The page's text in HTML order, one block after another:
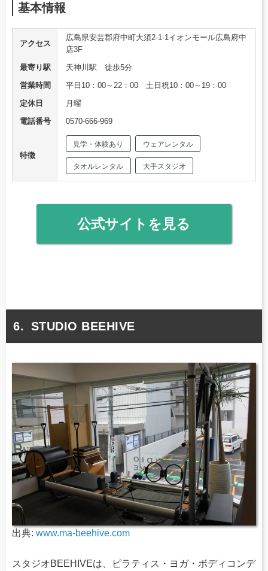
基本情報
アクセス
広島県安芸郡府中町大須2-1-1イオンモール広島府中
店3F
最寄り駅
天神川駅 徒歩5分
営業時間
平日10：00～22：00 土日祝10：00～19：00
定休日
月曜
電話番号
0570-666-969
特徴
見学・体験あり ウェアレンタル
タオルレンタル 大手スタジオ
公式サイトを見る
STUDIO BEEHIVE
出典: www.ma-beehive.com
スタジオBEEHIVEは、ピラティス・ヨガ・ボディコンデ